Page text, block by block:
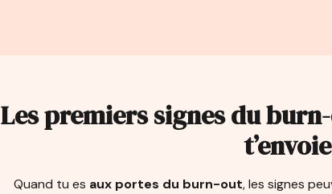
Les premiers signes du
t’envoie
Quand tu es aux portes du burn-out, les signes